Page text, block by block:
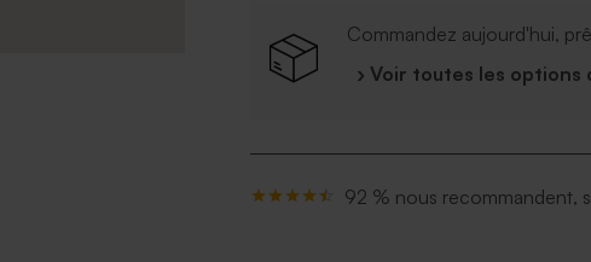
Commandez aujourd'hui,
› Voir toutes les options
92 % nous recommandent,